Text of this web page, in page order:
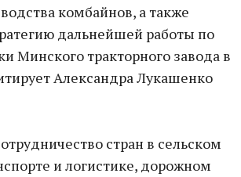
комбайнов, а также
дальнейшей работы по
Минского тракторного завода в
Александра Лукашенко
стран в сельском
и логистике, дорожном